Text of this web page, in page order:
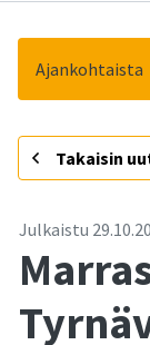
Ajankohtaista
- Takaisin
Julkaistu